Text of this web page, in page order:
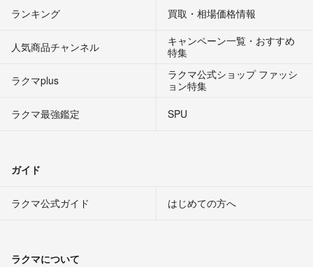
ランキング 買取・相場価格情報
人気商品チャンネル
キャンペーン一覧・おすすめ
特集
ラクマplus
ラクマ公式ショップ ファッシ
ョン特集
ラクマ最強鑑定
SPU
ガイド
ラクマ公式ガイド はじめての方へ
ラクマについて